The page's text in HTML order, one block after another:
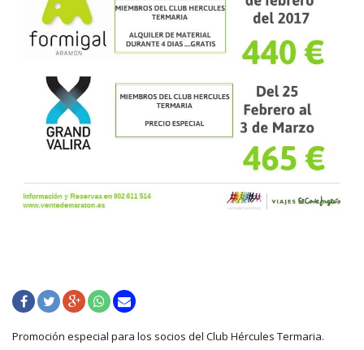
Promoción especial para los socios del Club Hércules Termaria.